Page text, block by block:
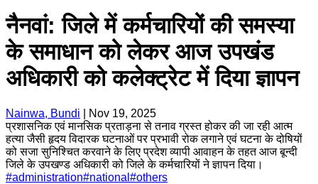
नैनवां: जिले में कर्मचारियों की समस्या
के समाधान को लेकर आज उपखंड
अधिकारी को कलेक्ट्रेट में दिया ज्ञापन
Nainwa, Bundi
Nov 19, 2025
प्रशासनिक एवं मानसिक प्रताड़ना से तनाव ग्रस्त होकर की जा रही आत्म
हत्या जैसी हृदय विदारक घटनाओं पर प्रभावी रोक लगाने एवं घटना के दोषियों
को सजा सुनिश्चित करवाने के लिए प्रदेश व्यापी आवाहन के तहत आज बून्दी
जिले के उपखण्ड अधिकारी को जिले के कर्मचारियों ने ज्ञापन दिया।
#administration#national #others